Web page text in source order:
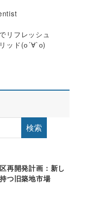
リフレッシュ
ッド(о´∀`о)
検索
再開発計画：新し
つ旧築地市場